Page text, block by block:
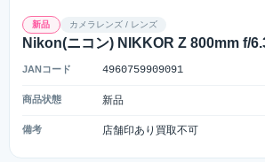
新品 カメラレンズ / レンズ
Nikon(ニコン) NIKKOR Z 800mm f/
JANコード 4960759909091
商品状態 新品
備考 店舗印あり買取不可